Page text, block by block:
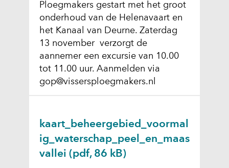
Ploegmakers gestart met het groot
onderhoud van de Helenavaart en
het Kanaal van Deurne. Zaterdag
13 november verzorgt de
aannemer een excursie van 10.00
tot 11.00 uur. Aanmelden via
gop@vissersploegmakers.nl
kaart_beheergebied_voormal
ig_waterschap_peel_en_maas
vallei (pdf, 86 kB)